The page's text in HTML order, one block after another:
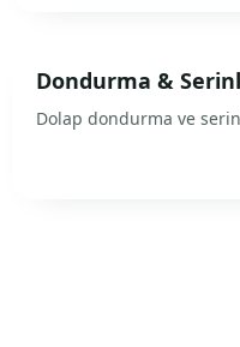
Dondurma &
Dolap dondurma ve